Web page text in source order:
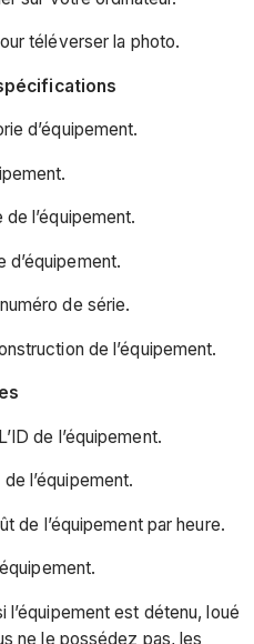
téléverser la photo.
d’équipement.
de l’équipement.
d’équipement.
de série.
de l’équipement.
de l’équipement.
l’équipement.
de l’équipement par heure.
l’équipement est détenu, loué
ne le possédez pas, les